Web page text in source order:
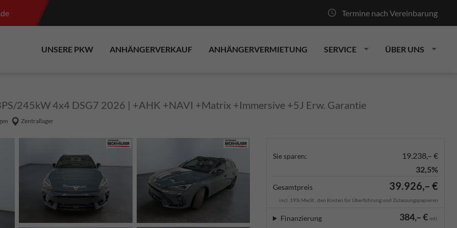
Termine nach Vereinbarung
UNSERE PKW ANHÄNGERVERKAUF ANHÄNGERVERMIETUNG SERVICE ÜBER UNS
245kW 4x4 DSG7 2026 | +AHK +NAVI +Matrix +Immersive +5J Erw. Garantie
Zentrallager
Sie sparen:
19.238,– €
32,5%
Gesamtpreis 39.926,– €
incl. 19% MwSt., den Kosten für Überführung und Zulassungspapieren
384,– € mtl.
Finanzierung